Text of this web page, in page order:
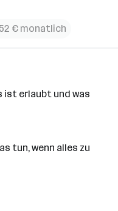
€ monatlich
ist erlaubt und was
tun, wenn alles zu